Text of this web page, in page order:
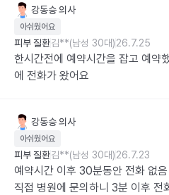
강동승의사
아쉬웠어요
피부 질환김**(남성 30대)26.7.25
한시간전에 예약시간을 잡고 예약
에 전화가 왔어요
강동승의사
아쉬웠어요
피부 질환김**(남성 30대)26.7.23
예약시간 이후 30분동안 전화 없음
직접 병원에 문의하니 3분 이후 전